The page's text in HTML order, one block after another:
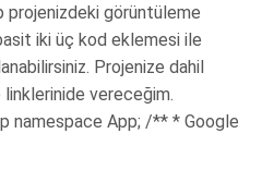
projenizdeki görüntüleme
iki üç kod eklemesi ile
Projenize dahil
linklerinide vereceğim.
namespace App; /** * Google